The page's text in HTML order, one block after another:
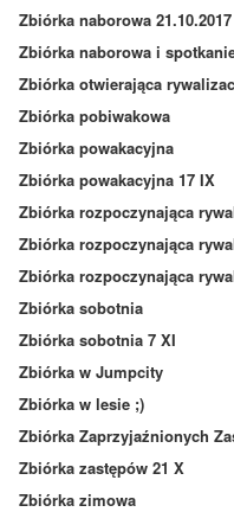
Zbiórka naborowa 21.10.2017
Zbiórka naborowa i
Zbiórka otwierająca
Zbiórka pobiwakowa
Zbiórka powakacyjna
Zbiórka powakacyjna 17 IX
Zbiórka rozpoczynająca
Zbiórka rozpoczynająca
Zbiórka rozpoczynająca
Zbiórka sobotnia
Zbiórka sobotnia 7 XI
Zbiórka w Jumpcity
Zbiórka w lesie ;)
Zbiórka Zaprzyjaźnionych
Zbiórka zastępów 21 X
Zbiórka zimowa